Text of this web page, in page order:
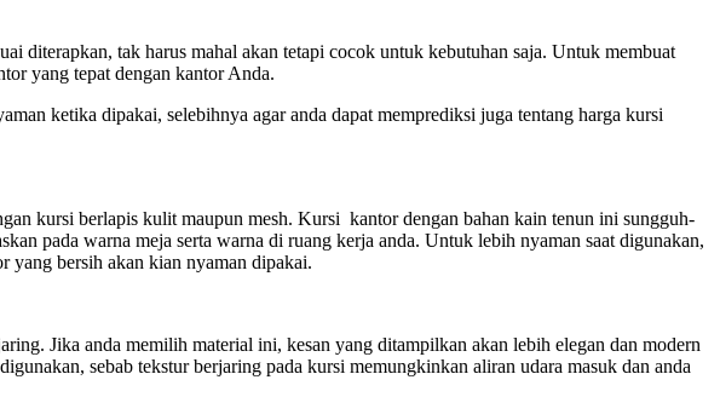
diterapkan, tak harus mahal akan tetapi cocok untuk kebutuhan saja. Untuk membuat
yang tepat dengan kantor Anda.
ketika dipakai, selebihnya agar anda dapat memprediksi juga tentang harga kursi
kursi berlapis kulit maupun mesh. Kursi kantor dengan bahan kain tenun ini sungguh-
pada warna meja serta warna di ruang kerja anda. Untuk lebih nyaman saat digunakan,
yang bersih akan kian nyaman dipakai.
Jika anda memilih material ini, kesan yang ditampilkan akan lebih elegan dan modern
sebab tekstur berjaring pada kursi memungkinkan aliran udara masuk dan anda